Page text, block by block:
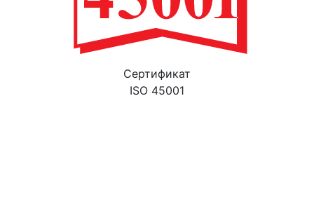
Cертификат
ISO 45001